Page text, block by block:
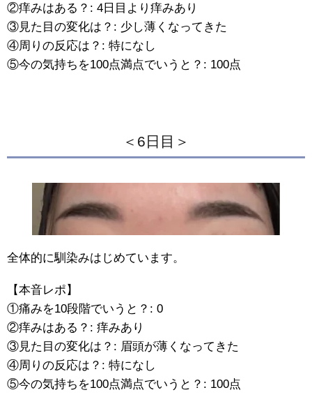
②痒みはある？: 4日目より痒みあり
③見た目の変化は？: 少し薄くなってきた
④周りの反応は？: 特になし
⑤今の気持ちを100点満点でいうと？: 100点
＜6日目＞
全体的に馴染みはじめています。
【本音レポ】
①痛みを10段階でいうと？: 0
②痒みはある？: 痒みあり
③見た目の変化は？: 眉頭が薄くなってきた
④周りの反応は？: 特になし
⑤今の気持ちを100点満点でいうと？: 100点